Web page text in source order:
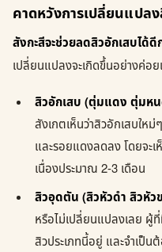
คาดหวังการเปลี่ยนแปล
สังกะสีจะช่วยลดสิวอักเสบได้
เปลี่ยนแปลงจะเกิดขึ้นอย่างค่อย
สิวอักเสบ (ตุ่มแดง ตุ่มห
สังเกตเห็นว่าสิวอักเสบให
และรอยแดงลดลง โดยจะ
เนื่องประมาณ 2-3 เดือน
สิวอุดตัน (สิวหัวดำ สิวหัว
หรือไม่เปลี่ยนแปลงเลย
สิวประเภทนี้อยู่ และจำเป็น